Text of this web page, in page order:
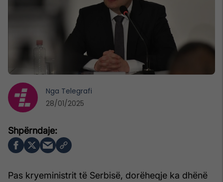
Pas kryeministrit të Serbisë, dorëheqje ka dhënë
Nga Telegrafi
28/01/2025